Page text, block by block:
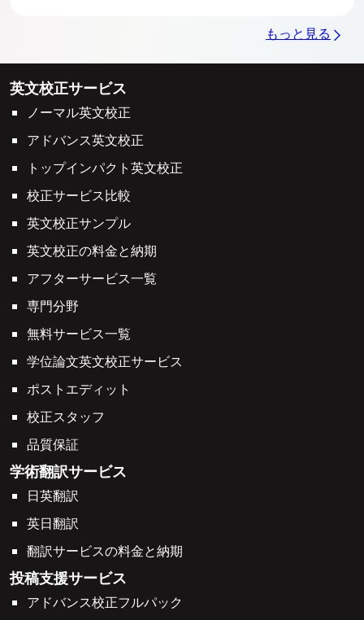
もっと見る
英文校正サービス
ノーマル英文校正
アドバンス英文校正
トップインパクト英文校正
校正サービス比較
英文校正サンプル
英文校正の料金と納期
アフターサービス一覧
専門分野
無料サービス一覧
学位論文英文校正サービス
ポストエディット
校正スタッフ
品質保証
学術翻訳サービス
日英翻訳
英日翻訳
翻訳サービスの料金と納期
投稿支援サービス
アドバンス校正フルパック